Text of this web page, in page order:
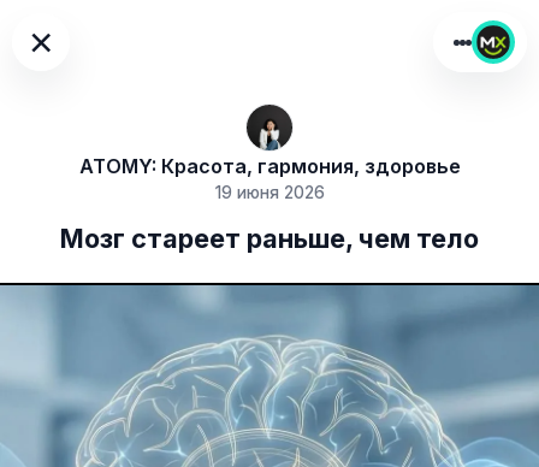
×
ATOMY: Красота, гармония, здоровье
19 июня 2026
Мозг стареет раньше, чем тело